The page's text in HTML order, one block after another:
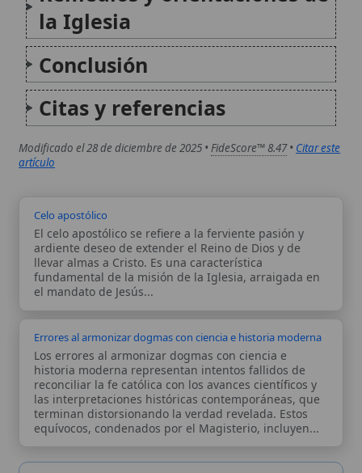
Celo apostólico
El celo apostólico se refiere a la ferviente pasión y
ardiente deseo de extender el Reino de Dios y de
llevar almas a Cristo. Es una característica
fundamental de la misión de la Iglesia, arraigada en
el mandato de Jesús...
Errores al armonizar dogmas con ciencia e historia moderna
Los errores al armonizar dogmas con ciencia e
terminan distorsionando la verdad revelada. Estos
equívocos, condenados por el Magisterio, incluyen...
Autor:Comité editorial
Artículo supervisado por el Comité
del artículo están basadas y contrastadas
usando fuentes catolicas: escritos
patrísticos, de santos, artículos
teológicos, documentos históricos, actas
de concilios, encíclicas, fuentes
magisteriales y documentos oficiales de
la Iglesia.
Proceso editorial →